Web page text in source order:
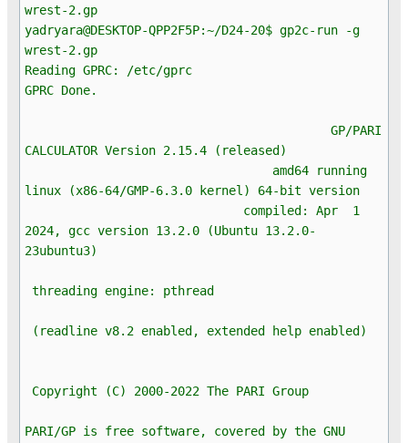
wrest-2.gp
yadryara@DESKTOP-QPP2F5P:~/D24-20$ gp2c-run -g
wrest-2.gp
Reading GPRC: /etc/gprc
GPRC Done.
GP/PARI
CALCULATOR Version 2.15.4 (released)
amd64 running
linux (x86-64/GMP-6.3.0 kernel) 64-bit version
compiled: Apr 1
2024, gcc version 13.2.0 (Ubuntu 13.2.0-
23ubuntu3)
threading engine: pthread
(readline v8.2 enabled, extended help enabled)
Copyright (C) 2000-2022 The PARI Group
PARI/GP is free software, covered by the GNU